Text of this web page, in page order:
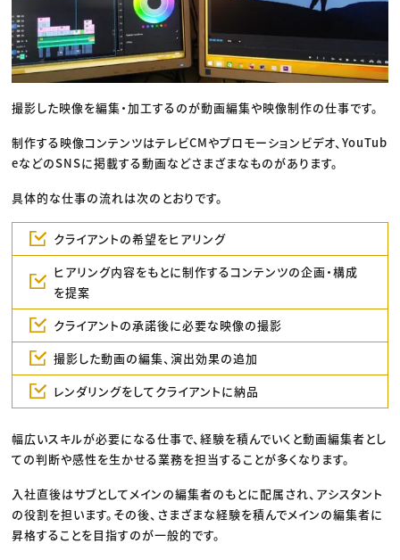
撮影した映像を編集・加工するのが動画編集や映像制作の仕事です。
制作する映像コンテンツはテレビCMやプロモーションビデオ、YouTub
eなどのSNSに掲載する動画などさまざまなものがあります。
具体的な仕事の流れは次のとおりです。
クライアントの希望をヒアリング
ヒアリング内容をもとに制作するコンテンツの企画・構成
を提案
クライアントの承諾後に必要な映像の撮影
撮影した動画の編集、演出効果の追加
レンダリングをしてクライアントに納品
幅広いスキルが必要になる仕事で、経験を積んでいくと動画編集者とし
ての判断や感性を生かせる業務を担当することが多くなります。
入社直後はサブとしてメインの編集者のもとに配属され、アシスタント
の役割を担います。その後、さまざまな経験を積んでメインの編集者に
昇格することを目指すのが一般的です。